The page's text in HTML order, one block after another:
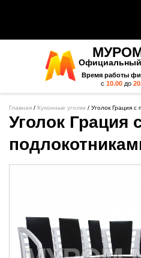
Официальный
Время работы
с 10.00до
Главная / Кухонные уголки / Уголок Грация с
Уголок Грация